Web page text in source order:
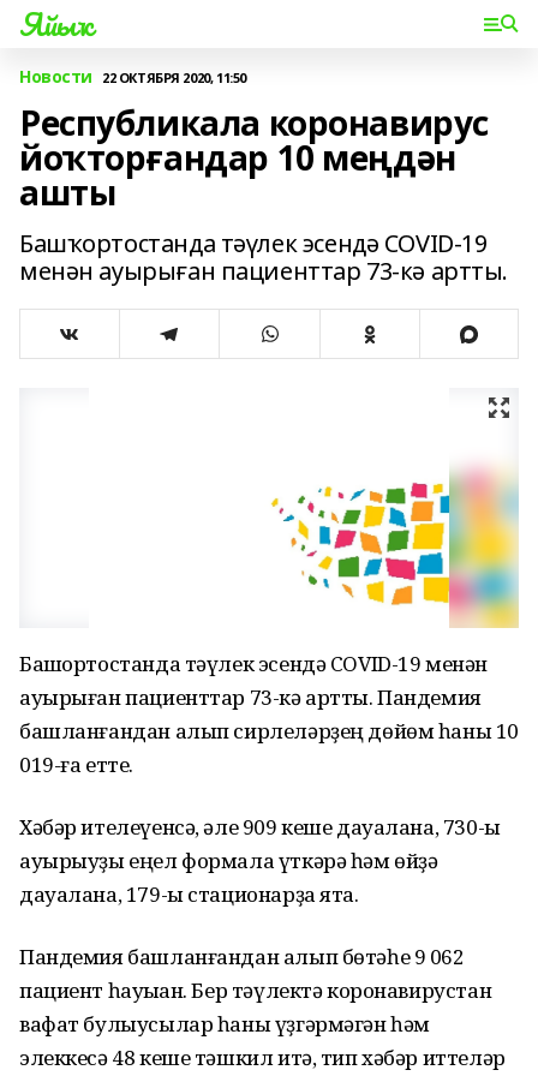
Яйыҡ
Новости 22 ОКТЯБРЯ 2020, 11:50
Республикала коронавирус
йоҡторғандар 10 меңдән
ашты
Башҡортостанда тәүлек эсендә COVID-19
менән ауырыған пациенттар 73-кә артты.
Башҡортостанда тәүлек эсендә COVID-19 менән
ауырыған пациенттар 73-кә артты. Пандемия
башланғандан алып сирлеләрҙең дөйөм һаны 10
019-ға етте.
Хәбәр ителеүенсә, әле 909 кеше дауалана, 730-ы
ауырыуҙы еңел формала үткәрә һәм өйҙә
дауалана, 179-ы стационарҙа ята.
Пандемия башланғандан алып бөтәһе 9 062
пациент һауыҡҡан. Бер тәүлектә коронавирустан
вафат булыусылар һаны үҙгәрмәгән һәм
элеккесә 48 кеше тәшкил итә, тип хәбәр иттеләр